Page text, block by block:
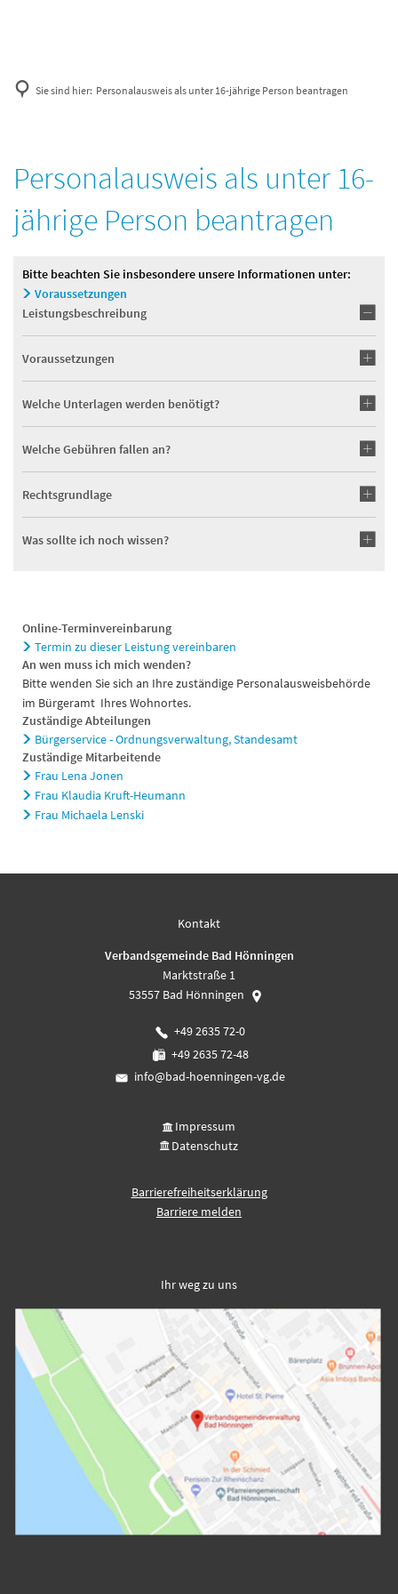
Sie sind hier: Personalausweis als unter 16-jährige Person beantragen
Personalausweis als unter 16-
jährige Person beantragen
Bitte beachten Sie insbesondere unsere Informationen unter:
Voraussetzungen
Leistungsbeschreibung
Voraussetzungen
Welche Unterlagen werden benötigt?
Welche Gebühren fallen an?
Rechtsgrundlage
Was sollte ich noch wissen?
An wen muss ich mich wenden?
Bitte wenden Sie sich an Ihre zuständige Personalausweisbehörde
im Bürgeramt Ihres Wohnortes.
Online-Terminvereinbarung
Termin zu dieser Leistung vereinbaren
Zuständige Abteilungen
Bürgerservice - Ordnungsverwaltung, Standesamt
Zuständige Mitarbeitende
Frau Lena Jonen
Frau Klaudia Kruft-Heumann
Frau Michaela Lenski
Kontakt
Verbandsgemeinde Bad Hönningen
Marktstraße 1
53557 Bad Hönningen
+49 2635 72-0
+49 2635 72-48
info@bad-hoenningen-vg.de
Impressum
Datenschutz
Barrierefreiheitserklärung
Barriere melden
Ihr weg zu uns